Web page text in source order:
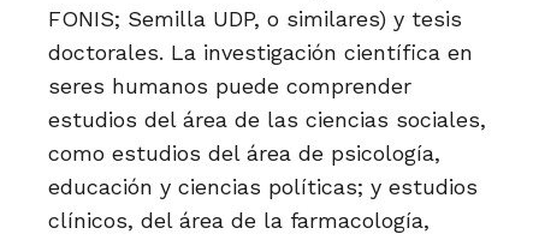
FONIS; Semilla UDP, o similares) y tesis
doctorales. La investigación científica en
seres humanos puede comprender
estudios del área de las ciencias sociales,
como estudios del área de psicología,
educación y ciencias políticas; y estudios
clínicos, del área de la farmacología,